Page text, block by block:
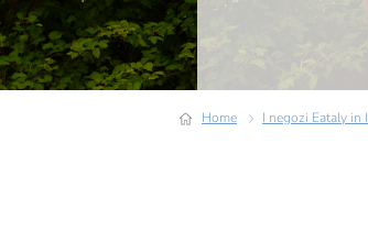
Home I negozi Eataly